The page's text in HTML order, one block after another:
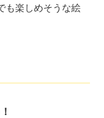
も楽しめそうな絵